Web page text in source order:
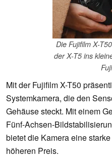
Die Fujifilm X-
der X-T5 ins
Mit der Fujifilm X-T50
Systemkamera, die den
Gehäuse steckt. Mit einem
Fünf-Achsen-
bietet die Kamera eine
höheren Preis.